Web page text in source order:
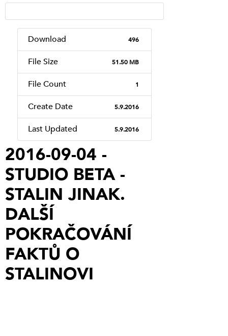
Download 496
File Size 51.50 MB
File Count 1
Create Date 5.9.2016
Last Updated 5.9.2016
2016-09-04 -
STUDIO BETA -
STALIN JINAK.
DALŠÍ
POKRAČOVÁNÍ
FAKTŮ O
STALINOVI